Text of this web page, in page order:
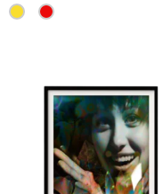
produit
Les
options
peuvent
être
choisies